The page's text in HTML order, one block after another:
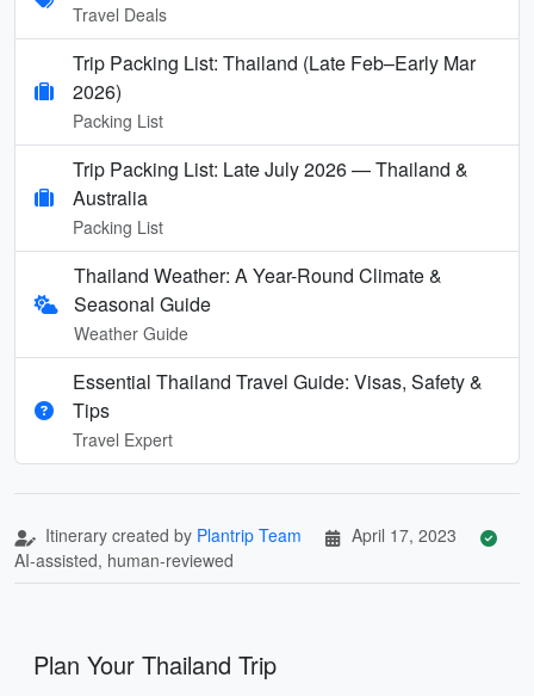
Travel Deals
Trip Packing List: Thailand (Late Feb–Early Mar
2026)
Packing List
Trip Packing List: Late July 2026 — Thailand &
Australia
Packing List
Thailand Weather: A Year-Round Climate &
Seasonal Guide
Weather Guide
Essential Thailand Travel Guide: Visas, Safety &
Tips
Travel Expert
Itinerary created by Plantrip Team
April 17, 2023
AI-assisted, human-reviewed
Plan Your Thailand Trip